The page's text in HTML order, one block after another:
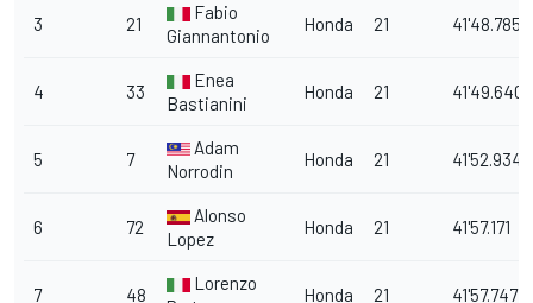
3 21
Fabio
Giannantonio
Honda 21 41'48.785
4 33
Enea
Bastianini
Honda 21 41'49.640
5 7
Adam
Norrodin
Honda 21 41'52.934
6 72
Alonso
Lopez
Honda 21 41'57.171
7 48
Lorenzo
Honda 21 41'57.747